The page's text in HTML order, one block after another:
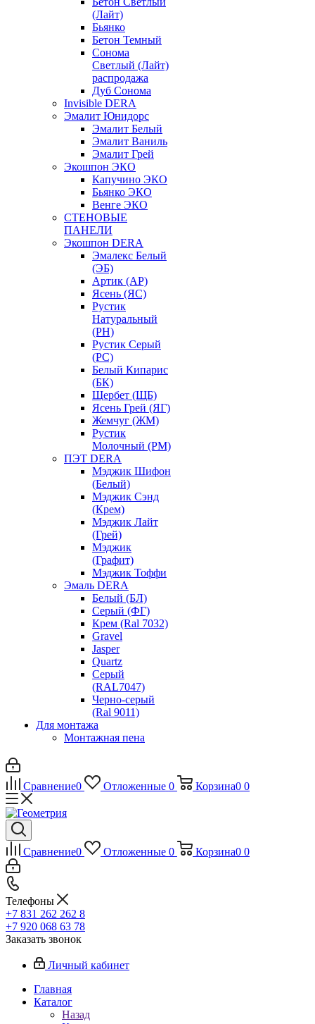
(Лайт)
Бьянко
Бетон Темный
Сонома
Светлый (Лайт)
распродажа
Дуб Сонома
Invisible DERA
Эмалит Юнидорс
Эмалит Белый
Эмалит Ваниль
Эмалит Грей
Экошпон ЭКО
Капучино ЭКО
Бьянко ЭКО
Венге ЭКО
СТЕНОВЫЕ
ПАНЕЛИ
Экошпон DERA
Эмалекс Белый
(ЭБ)
Артик (АР)
Ясень (ЯС)
Рустик
Натуральный
(РН)
Рустик Серый
(РС)
Белый Кипарис
(БК)
Щербет (ЩБ)
Ясень Грей (ЯГ)
Жемчуг (ЖМ)
Рустик
Молочный (РМ)
ПЭТ DERA
Мэджик Шифон
(Белый)
Мэджик Сэнд
(Крем)
Мэджик Лайт
(Грей)
Мэджик
(Графит)
Мэджик Тоффи
Эмаль DERA
Белый (БЛ)
Серый (ФГ)
Крем (Ral 7032)
Gravel
Jasper
Quartz
Серый
(RAL7047)
Черно-серый
(Ral 9011)
Для монтажа
Монтажная пена
Сравнение0 Отложенные 0 Корзина0 0
Сравнение0 Отложенные 0 Корзина0 0
Телефоны
+7 831 262 262 8
+7 920 068 63 78
Заказать звонок
Личный кабинет
Главная
Каталог
Назад